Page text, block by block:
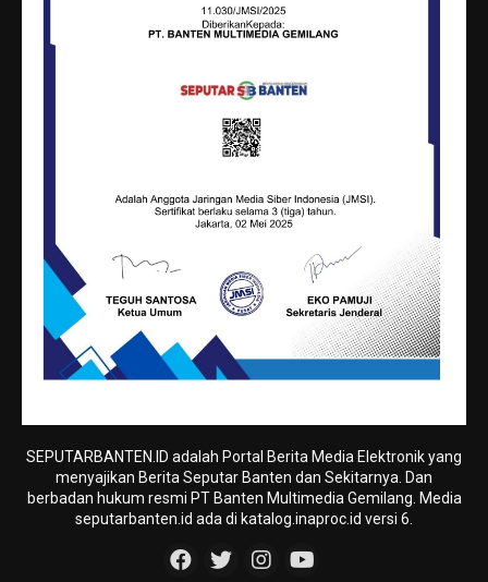
SEPUTARBANTEN.ID adalah Portal Berita Media Elektronik yang
menyajikan Berita Seputar Banten dan Sekitarnya. Dan
berbadan hukum resmi PT Banten Multimedia Gemilang. Media
seputarbanten.id ada di katalog.inaproc.id versi 6.